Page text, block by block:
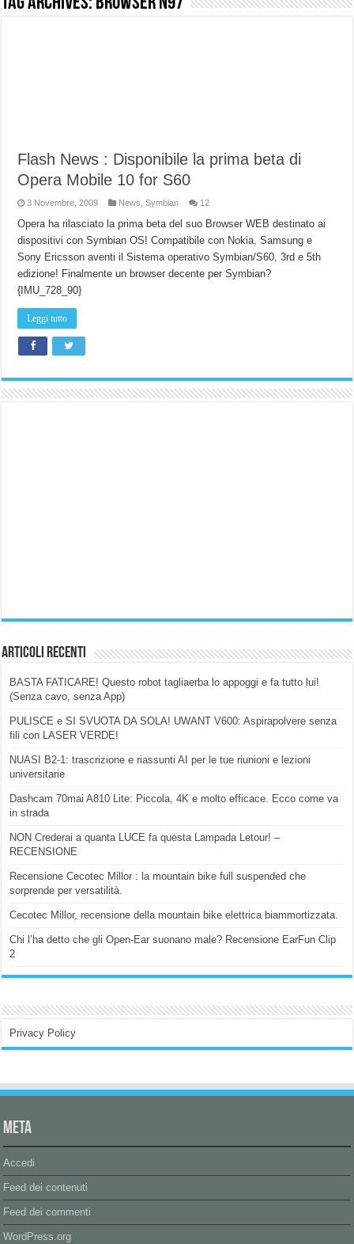
Brondi Amico Vero 4G: Focus su SOS, sicurezza e controllo da remoto.
Brondi Amico VERO 4G : Focus su SOS e comandi da remoto
Flash News : Disponibile la prima beta di
Opera Mobile 10 for S60
3 Novembre, 2009 News ,Symbian 12
Opera ha rilasciato la prima beta del suo Browser WEB destinato ai
dispositivi con Symbian OS! Compatibile con Nokia, Samsung e
Sony Ericsson aventi il Sistema operativo Symbian/S60, 3rd e 5th
edizione! Finalmente un browser decente per Symbian?
{IMU_728_90}
Leggi tutto
Articoli Recenti
BASTA FATICARE! Questo robot tagliaerba lo appoggi e fa tutto lui!
(Senza cavo, senza App)
PULISCE e SI SVUOTA DA SOLA! UWANT V600: Aspirapolvere senza
fili con LASER VERDE!
NUASI B2-1: trascrizione e riassunti AI per le tue riunioni e lezioni
universitarie
Dashcam 70mai A810 Lite: Piccola, 4K e molto efficace. Ecco come va
in strada
NON Crederai a quanta LUCE fa questa Lampada Letour! –
RECENSIONE
Recensione Cecotec Millor : la mountain bike full suspended che
sorprende per versatilità.
Cecotec Millor, recensione della mountain bike elettrica biammortizzata.
Chi l’ha detto che gli Open-Ear suonano male? Recensione EarFun Clip
2
Privacy Policy
Meta
Accedi
Feed dei contenuti
Feed dei commenti
WordPress.org